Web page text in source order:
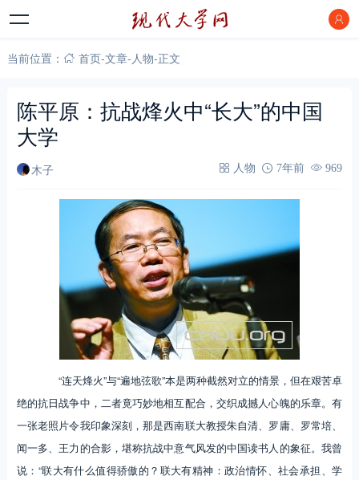
当前位置： 首页-文章-人物-正文
陈平原：抗战烽火中“长大”的中国
大学
木子 人物 7年前 969
“连天烽火”与“遍地弦歌”本是两种截然对立的情景，但在艰苦卓
绝的抗日战争中，二者竟巧妙地相互配合，交织成撼人心魄的乐章。有
一张老照片令我印象深刻，那是西南联大教授朱自清、罗庸、罗常培、
闻一多、王力的合影，堪称抗战中意气风发的中国读书人的象征。我曾
说：“联大有什么值得骄傲的？联大有精神：政治情怀、社会承担、学